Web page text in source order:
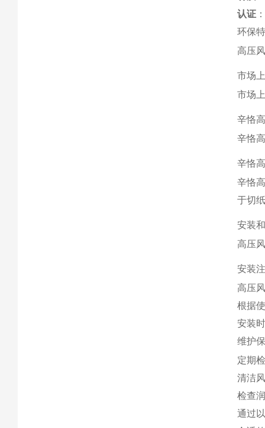
认证
环保
高压
市场
市场
辛恪
辛恪
辛恪
辛恪
于切
安装
高压
安装
高压
根据
安装
维护
定期
清洁
检查
通过